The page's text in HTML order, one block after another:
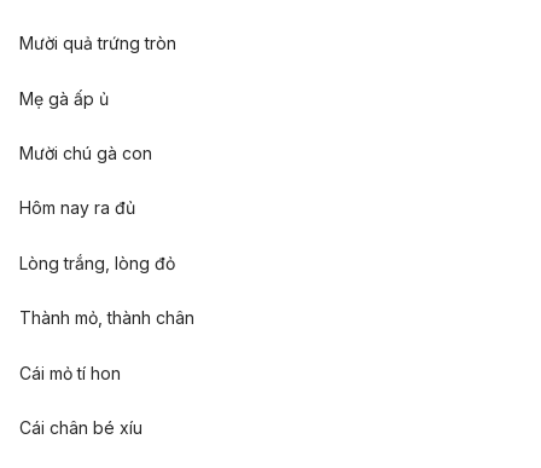
Mười quả trứng tròn
Mẹ gà ấp ủ
Mười chú gà con
Hôm nay ra đủ
Lòng trắng, lòng đỏ
Thành mỏ, thành chân
Cái mỏ tí hon
Cái chân bé xíu